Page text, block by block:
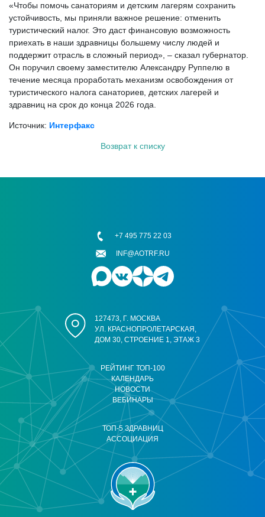
«Чтобы помочь санаториям и детским лагерям сохранить
устойчивость, мы приняли важное решение: отменить
туристический налог. Это даст финансовую возможность
приехать в наши здравницы большему числу людей и
поддержит отрасль в сложный период», – сказал губернатор.
Он поручил своему заместителю Александру Руппелю в
течение месяца проработать механизм освобождения от
туристического налога санаториев, детских лагерей и
здравниц на срок до конца 2026 года.
Источник: Интерфакс
Возврат к списку
РЕЙТИНГ ТОП-100
КАЛЕНДАРЬ
НОВОСТИ
ВЕБИНАРЫ
ТОП-5 ЗДРАВНИЦ
АССОЦИАЦИЯ
127473, Г. МОСКВА
УЛ. КРАСНОПРОЛЕТАРСКАЯ,
ДОМ 30, СТРОЕНИЕ 1, ЭТАЖ 3
+7 495 775 22 03
INF@AOTRF.RU